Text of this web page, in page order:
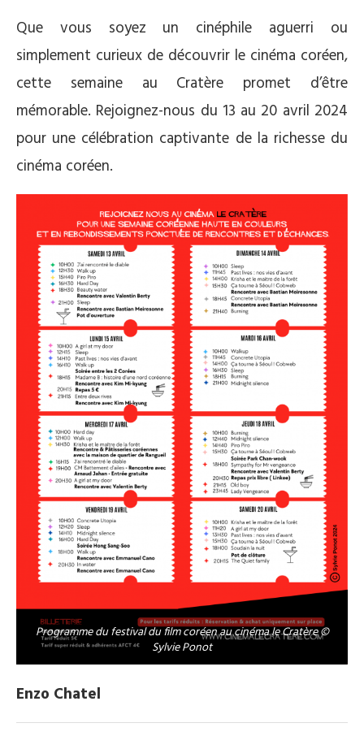
Que vous soyez un cinéphile aguerri ou
simplement curieux de découvrir le cinéma coréen,
cette semaine au Cratère promet d’être
mémorable. Rejoignez-nous du 13 au 20 avril 2024
pour une célébration captivante de la richesse du
cinéma coréen.
Programme du festival du film coréen au cinéma le Cratère ©
Sylvie Ponot
Enzo Chatel